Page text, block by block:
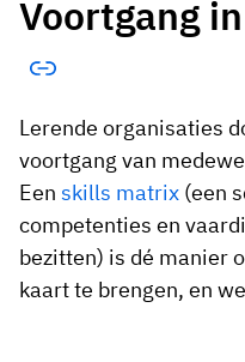
Voortgang
Lerende organisaties
voortgang van
Een skills matrix (een
competenties en
bezitten) is dé manier
kaart te brengen, en